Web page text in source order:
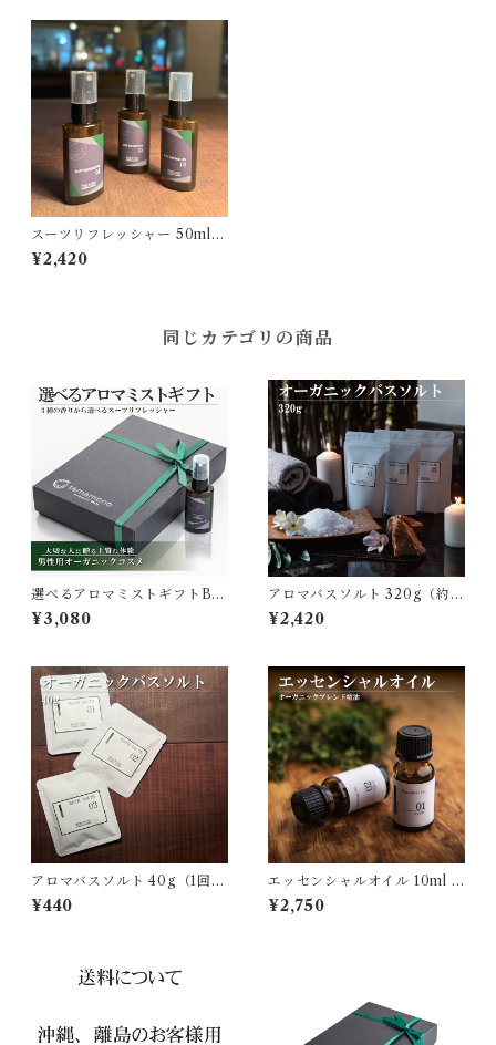
スーツリフレッシャー 50ml [t
amamono organic]
¥2,420
同じカテゴリの商品
選べるアロマミストギフトBO
X(スーツリフレッシャー) [ta
mamono organic MEN]
¥3,080
アロマバスソルト 320g（約8
回分） [tamamono organic]
¥2,420
アロマバスソルト 40g（1回
分）[tamamono organic]
¥440
エッセンシャルオイル 10ml [t
amamono organic]
¥2,750